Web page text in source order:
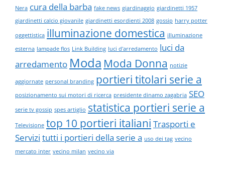
Nera cura della barba fake news giardinaggio giardinetti 1957
giardinetti calcio giovanile giardinetti esordienti 2008 gossip harry potter
oggettistica illuminazione domestica illuminazione
esterna lampade flos Link Building luci d'arredamento luci da
arredamento Moda Moda Donna notizie
aggiornate personal branding portieri titolari serie a
posizionamento sui motori di ricerca presidente dinamo zagabria SEO
serie tv gossip spes artiglio statistica portieri serie a
Televisione top 10 portieri italiani Trasporti e
Servizi tutti i portieri della serie a uso dei tag vecino
mercato inter vecino milan vecino via